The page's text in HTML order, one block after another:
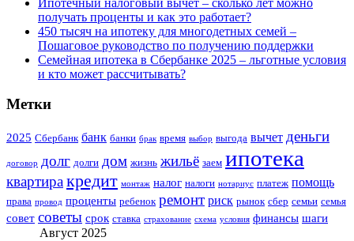
получать проценты и как это работает?
450 тысяч на ипотеку для многодетных семей –
Пошаговое руководство по получению поддержки
Семейная ипотека в Сбербанке 2025 – льготные условия
и кто может рассчитывать?
Метки
2025 Сбербанк банк банки брак время выбор выгода вычет деньги
договор долг долги дом жизнь жильё заем ипотека
квартиракредит монтаж налог налоги нотариус платеж помощь
права провод проценты ребенок ремонт риск рынок сбер семьи семья
совет советы срок ставка страхование схема условия финансы шаги
Август 2025